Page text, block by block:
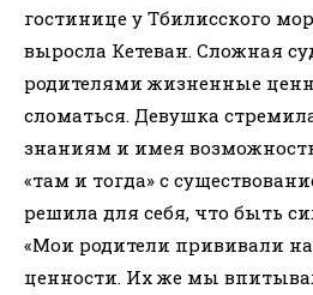
гостинице у Тбилисского
выросла Кетеван. Сложная
родителями жизненные
сломаться. Девушка
знаниям и имея
«там и тогда» с
решила для себя, что быть
«Мои родители прививали
ценности. Их же мы